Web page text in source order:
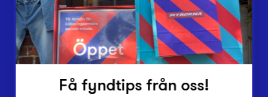
Inlämningsplatser
Om Myrorna
Lediga jobb
Pressrum
Få fyndtips från oss!